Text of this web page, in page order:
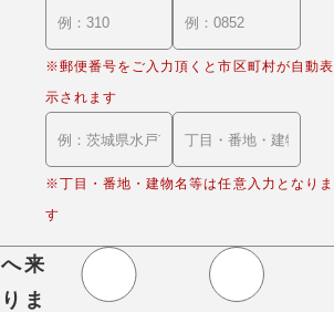
※郵便番号をご入力頂くと市区町村が自動表
示されます
※丁目・番地・建物名等は任意入力となりま
す
来
ま